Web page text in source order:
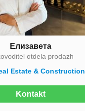
Елизавета
otdela prodazh
Estate & Construction
Kontakt